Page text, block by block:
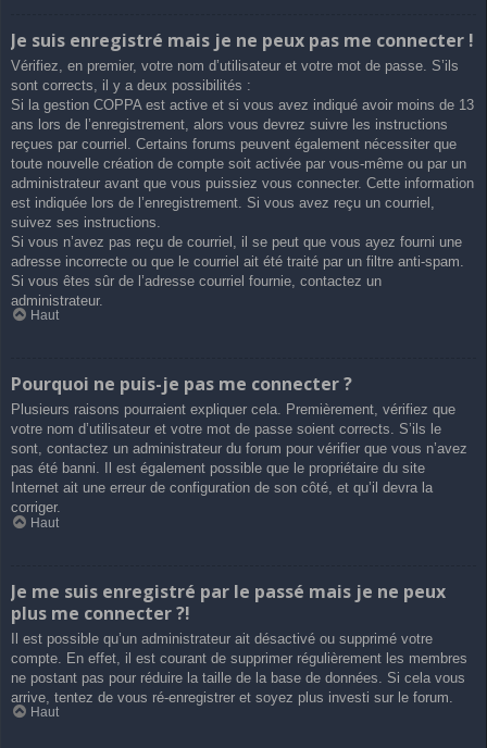
Je suis enregistré mais je ne peux pas me connecter !
Vérifiez, en premier, votre nom d’utilisateur et votre mot de passe. S’ils
sont corrects, il y a deux possibilités :
Si la gestion COPPA est active et si vous avez indiqué avoir moins de 13
ans lors de l’enregistrement, alors vous devrez suivre les instructions
reçues par courriel. Certains forums peuvent également nécessiter que
toute nouvelle création de compte soit activée par vous-même ou par un
administrateur avant que vous puissiez vous connecter. Cette information
est indiquée lors de l’enregistrement. Si vous avez reçu un courriel,
suivez ses instructions.
Si vous n’avez pas reçu de courriel, il se peut que vous ayez fourni une
adresse incorrecte ou que le courriel ait été traité par un filtre anti-spam.
Si vous êtes sûr de l’adresse courriel fournie, contactez un
administrateur.
Haut
Pourquoi ne puis-je pas me connecter ?
Plusieurs raisons pourraient expliquer cela. Premièrement, vérifiez que
votre nom d’utilisateur et votre mot de passe soient corrects. S’ils le
sont, contactez un administrateur du forum pour vérifier que vous n’avez
pas été banni. Il est également possible que le propriétaire du site
Internet ait une erreur de configuration de son côté, et qu’il devra la
corriger.
Haut
Je me suis enregistré par le passé mais je ne peux
plus me connecter ?!
Il est possible qu’un administrateur ait désactivé ou supprimé votre
compte. En effet, il est courant de supprimer régulièrement les membres
ne postant pas pour réduire la taille de la base de données. Si cela vous
arrive, tentez de vous ré-enregistrer et soyez plus investi sur le forum.
Haut